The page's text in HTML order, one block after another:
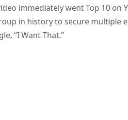
immediately went Top 10 on
in history to secure multiple
“I Want That.”